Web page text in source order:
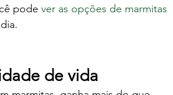
pode ver as opções de marmitas
de vida